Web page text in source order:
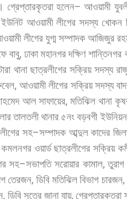
গ্রেপ্তারকৃতরা হলেন–আওয়ামী
ইউনিট আওয়ামী লীগের সদস্য খোকন
লীগের যুগ্ম সম্পাদক আজিজুর
বাবু, ঢাকা মহানগর দক্ষিণ শান্তিনগর
থানা ছাত্রলীগের সক্রিয় সদস্য
, আওয়ামী লীগের সক্রিয় সদস্য
আল সাফায়ের, মতিঝিল থানা
তালতলী থানার ৫নং বড়বগী ইউনিয়ন
সহ–সম্পাদক আব্দুল কাদের
কমলনগর ওয়ার্ড ছাত্রলীগের সক্রিয়
সহ–সভাপতি সরোয়ার কামাল,তুরাগ
তেরজন, ডিবি মতিঝিল বিভাগ চারজন,
, ডিবি সূত্রে জানা যায়,গ্রেপ্তারকৃতরা